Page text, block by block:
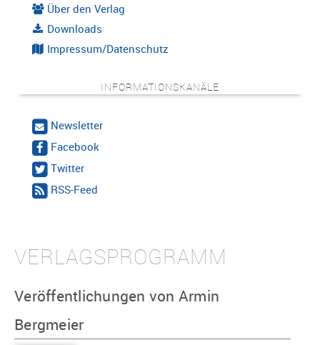
Über den Verlag
Downloads
Impressum/Datenschutz
INFORMATIONSKANÄLE
Newsletter
Facebook
Twitter
RSS-Feed
VERLAGSPROGRAMM
Veröffentlichungen von Armin
Bergmeier